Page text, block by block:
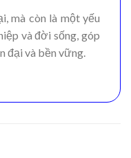
mà còn là một yếu
và đời sống, góp
đại và bền vững.